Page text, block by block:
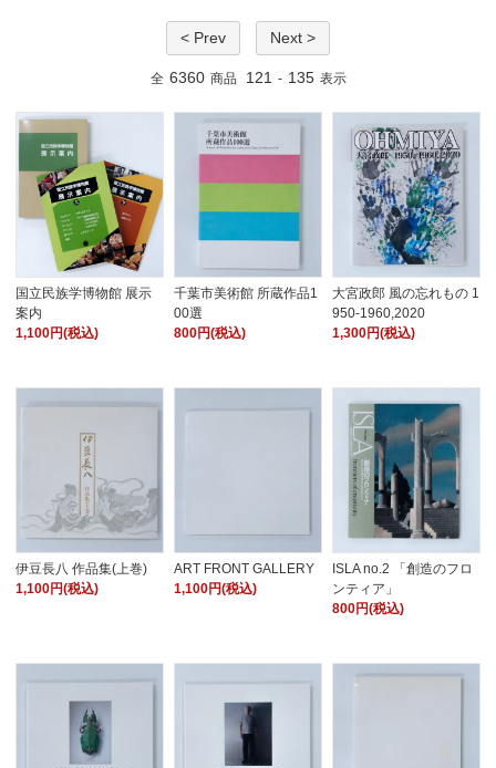
< Prev Next >
全 6360 商品 121 - 135 表示
国立民族学博物館 展示
案内
1,100円(税込)
千葉市美術館 所蔵作品1
00選
800円(税込)
大宮政郎 風の忘れもの 1
950-1960,2020
1,300円(税込)
伊豆長八 作品集(上巻)
1,100円(税込)
ART FRONT GALLERY
1,100円(税込)
ISLA no.2 「創造のフロ
ンティア」
800円(税込)